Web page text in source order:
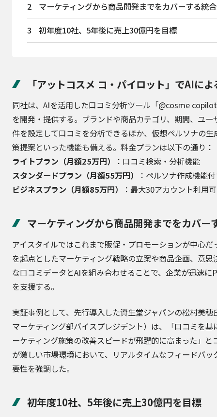
2 マーケティングから商品開発までをカバーする統
3 初年度10社、5年後に売上30億円を目標
「アットコスメ コ・パイロット」でAIに
同社は、AIを活用した口コミ分析ツール「@cosme
を開発・提供する。ブランドや商品カテゴリ、期間、ユ
件を設定して口コミを分析できるほか、仮想ペルソナの
策提案といった機能も備える。料金プランは以下の通り：
ライトプラン（月額25万円）
：口コミ検索・分析機能
スタンダードプラン（月額55万円）
：ペルソナ作成機能
ビジネスプラン（月額85万円）
：最大30アカウント利用可
マーケティングから商品開発までをカバー
アイスタイルではこれまで販促・プロモーションが中心
を起点としたマーケティング戦略の立案や商品企画、意
な口コミデータとAIを組み合わせることで、企業が迅速に
を支援する。
実証事例として、先行導入した資生堂ジャパンの松村美穂
マーケティング部バイスプレジデント）は、「口コミを
ーケティング施策の改善スピードが飛躍的に高まった」
が激しい市場環境において、リアルタイムなフィードバ
要性を強調した。
初年度10社、5年後に売上30億円を目標